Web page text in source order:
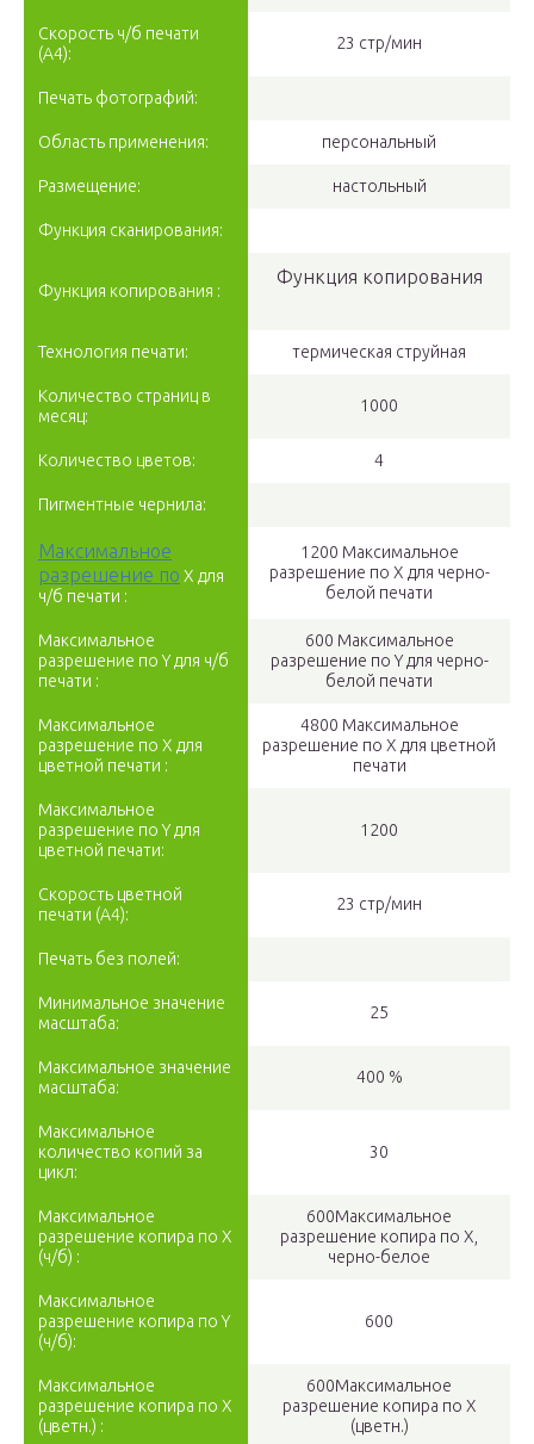
Скорость ч/б печати
(A4):
23 стр/мин
Печать фотографий:
Область применения: персональный
Размещение: настольный
Функция сканирования:
Функция копирования :
Функция копирования
Технология печати: термическая струйная
Количество страниц в
месяц:
1000
Количество цветов: 4
Пигментные чернила:
Максимальное
разрешение по X для
ч/б печати :
1200 Максимальное
разрешение по Х для черно-
белой печати
Максимальное
разрешение по Y для ч/б
печати :
600 Максимальное
разрешение по Y для черно-
белой печати
Максимальное
разрешение по X для
цветной печати :
4800 Максимальное
разрешение по Х для цветной
печати
Максимальное
разрешение по Y для
цветной печати:
1200
Скорость цветной
печати (A4):
23 стр/мин
Печать без полей:
Минимальное значение
масштаба:
25
Максимальное значение
масштаба:
400 %
Максимальное
количество копий за
цикл:
30
Максимальное
разрешение копира по X
(ч/б) :
600Максимальное
разрешение копира по Х,
черно-белое
Максимальное
разрешение копира по Y
(ч/б):
600
Максимальное
разрешение копира по X
(цветн.) :
600Максимальное
разрешение копира по X
(цветн.)